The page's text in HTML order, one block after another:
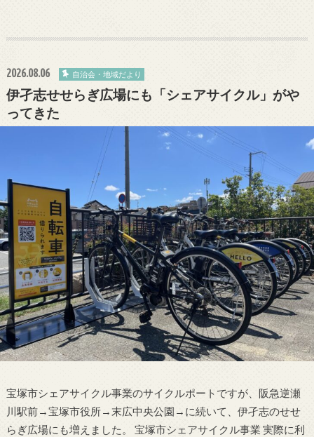
2026.08.06 自治会・地域だより
伊孑志せせらぎ広場にも「シェアサイクル」がや
ってきた
宝塚市シェアサイクル事業のサイクルポートですが、阪急逆瀬
川駅前→宝塚市役所→末広中央公園→に続いて、伊孑志のせせ
らぎ広場にも増えました。 宝塚市シェアサイクル事業 実際に利